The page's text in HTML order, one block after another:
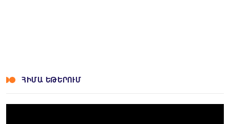
ՀԻՄԱ ԵԹԵՐՈՒՄ